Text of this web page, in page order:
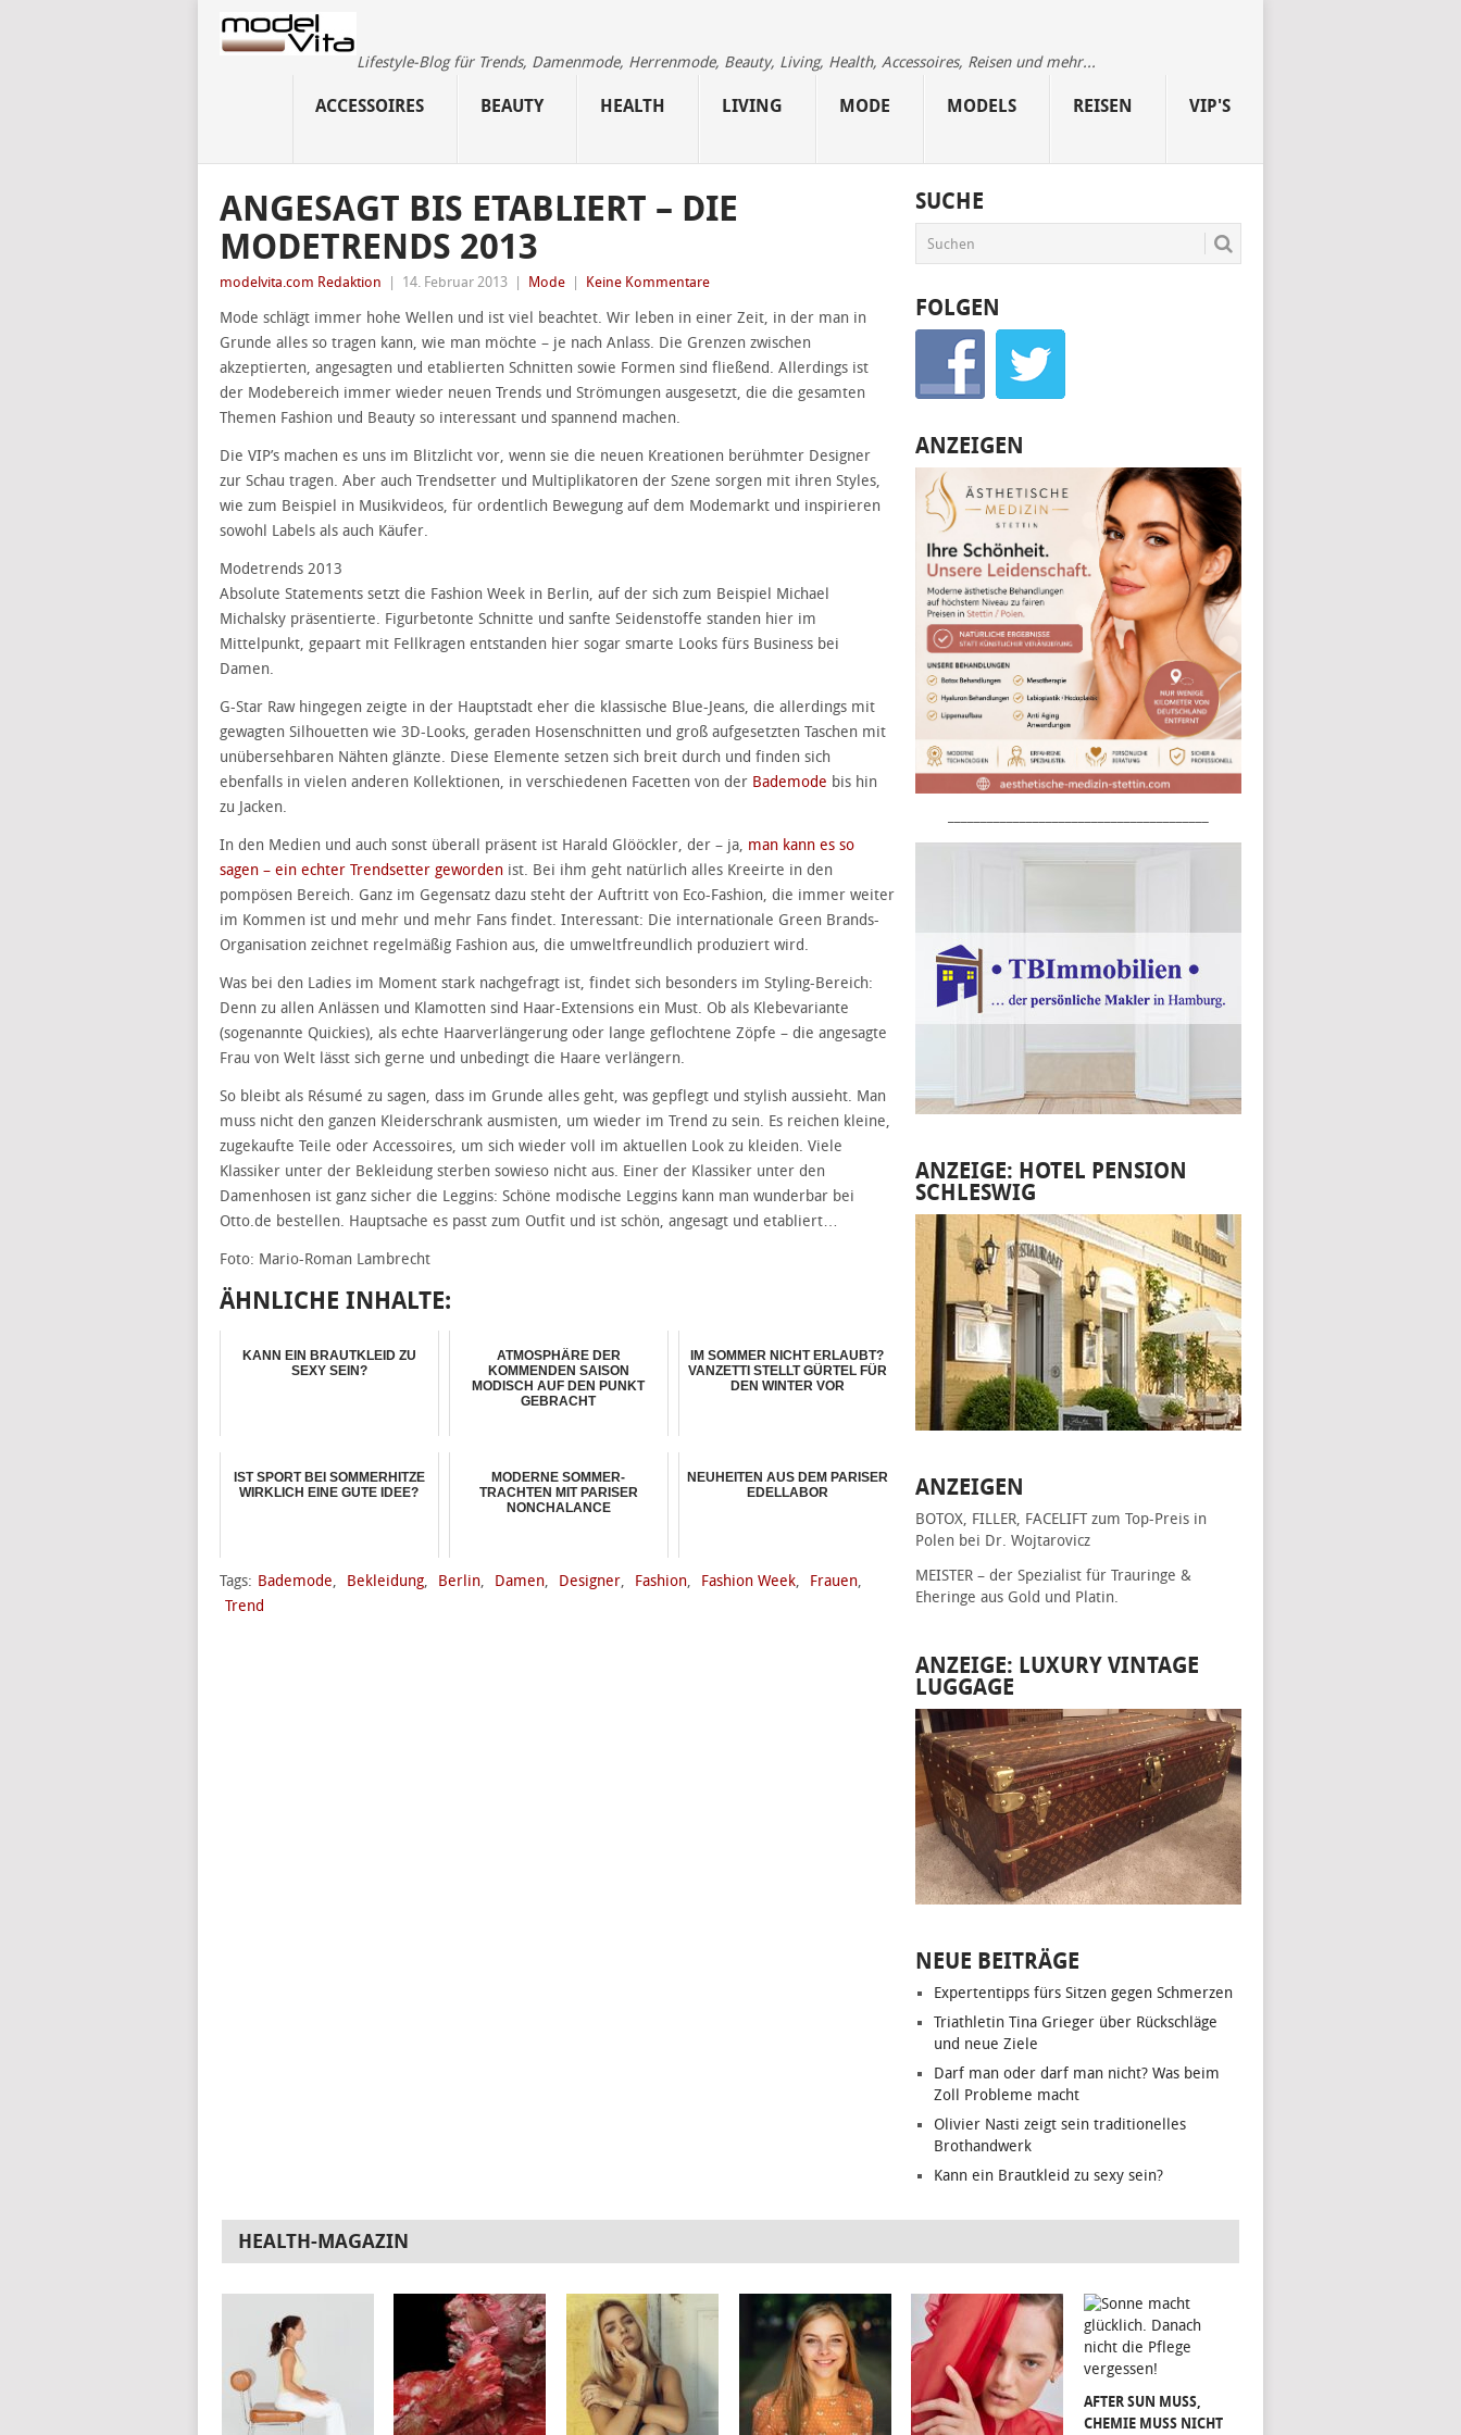
Lifestyle-Blog für Trends, Damenmode, Herrenmode, Beauty, Living, Health, Accessoires, Reisen und mehr...
ACCESSOIRES BEAUTY HEALTH LIVING MODE MODELS REISEN VIP'S
ANGESAGT BIS ETABLIERT – DIE
MODETRENDS 2013
modelvita.com Redaktion 14. Februar 2013 Mode Keine Kommentare
Mode schlägt immer hohe Wellen und ist viel beachtet. Wir leben in einer Zeit, in der man in
Grunde alles so tragen kann, wie man möchte – je nach Anlass. Die Grenzen zwischen
akzeptierten, angesagten und etablierten Schnitten sowie Formen sind fließend. Allerdings ist
der Modebereich immer wieder neuen Trends und Strömungen ausgesetzt, die die gesamten
Themen Fashion und Beauty so interessant und spannend machen.
Die VIP’s machen es uns im Blitzlicht vor, wenn sie die neuen Kreationen berühmter Designer
zur Schau tragen. Aber auch Trendsetter und Multiplikatoren der Szene sorgen mit ihren Styles,
wie zum Beispiel in Musikvideos, für ordentlich Bewegung auf dem Modemarkt und inspirieren
sowohl Labels als auch Käufer.
Modetrends 2013
Absolute Statements setzt die Fashion Week in Berlin, auf der sich zum Beispiel Michael
Michalsky präsentierte. Figurbetonte Schnitte und sanfte Seidenstoffe standen hier im
Mittelpunkt, gepaart mit Fellkragen entstanden hier sogar smarte Looks fürs Business bei
Damen.
G-Star Raw hingegen zeigte in der Hauptstadt eher die klassische Blue-Jeans, die allerdings mit
gewagten Silhouetten wie 3D-Looks, geraden Hosenschnitten und groß aufgesetzten Taschen mit
unübersehbaren Nähten glänzte. Diese Elemente setzen sich breit durch und finden sich
ebenfalls in vielen anderen Kollektionen, in verschiedenen Facetten von der Bademode bis hin
zu Jacken.
In den Medien und auch sonst überall präsent ist Harald Glööckler, der – ja, man kann es so
sagen – ein echter Trendsetter geworden ist. Bei ihm geht natürlich alles Kreeirte in den
pompösen Bereich. Ganz im Gegensatz dazu steht der Auftritt von Eco-Fashion, die immer weiter
im Kommen ist und mehr und mehr Fans findet. Interessant: Die internationale Green Brands-
Organisation zeichnet regelmäßig Fashion aus, die umweltfreundlich produziert wird.
Was bei den Ladies im Moment stark nachgefragt ist, findet sich besonders im Styling-Bereich:
Denn zu allen Anlässen und Klamotten sind Haar-Extensions ein Must. Ob als Klebevariante
(sogenannte Quickies), als echte Haarverlängerung oder lange geflochtene Zöpfe – die angesagte
Frau von Welt lässt sich gerne und unbedingt die Haare verlängern.
So bleibt als Résumé zu sagen, dass im Grunde alles geht, was gepflegt und stylish aussieht. Man
muss nicht den ganzen Kleiderschrank ausmisten, um wieder im Trend zu sein. Es reichen kleine,
zugekaufte Teile oder Accessoires, um sich wieder voll im aktuellen Look zu kleiden. Viele
Klassiker unter der Bekleidung sterben sowieso nicht aus. Einer der Klassiker unter den
Damenhosen ist ganz sicher die Leggins: Schöne modische Leggins kann man wunderbar bei
Otto.de bestellen. Hauptsache es passt zum Outfit und ist schön, angesagt und etabliert…
Foto: Mario-Roman Lambrecht
ÄHNLICHE INHALTE:
KANN EIN BRAUTKLEID ZU
SEXY SEIN?
ATMOSPHÄRE DER
KOMMENDEN SAISON
MODISCH AUF DEN PUNKT
GEBRACHT
IM SOMMER NICHT ERLAUBT?
VANZETTI STELLT GÜRTEL FÜR
DEN WINTER VOR
IST SPORT BEI SOMMERHITZE
WIRKLICH EINE GUTE IDEE?
MODERNE SOMMER-
TRACHTEN MIT PARISER
NONCHALANCE
NEUHEITEN AUS DEM PARISER
EDELLABOR
Tags: Bademode, Bekleidung, Berlin, Damen, Designer, Fashion, Fashion Week, Frauen,
Trend
SUCHE
FOLGEN
ANZEIGEN
ANZEIGE: HOTEL PENSION
SCHLESWIG
ANZEIGEN
BOTOX, FILLER, FACELIFT zum Top-Preis in
Polen bei Dr. Wojtarovicz
MEISTER – der Spezialist für Trauringe &
Eheringe aus Gold und Platin.
ANZEIGE: LUXURY VINTAGE
LUGGAGE
NEUE BEITRÄGE
Expertentipps fürs Sitzen gegen Schmerzen
Triathletin Tina Grieger über Rückschläge
und neue Ziele
Darf man oder darf man nicht? Was beim
Zoll Probleme macht
Olivier Nasti zeigt sein traditionelles
Brothandwerk
Kann ein Brautkleid zu sexy sein?
HEALTH-MAGAZIN
AFTER SUN MUSS,
CHEMIE MUSS NICHT